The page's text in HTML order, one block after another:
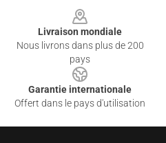
Livraison mondiale
Nous livrons dans plus de 200
pays
Garantie internationale
Offert dans le pays d'utilisation